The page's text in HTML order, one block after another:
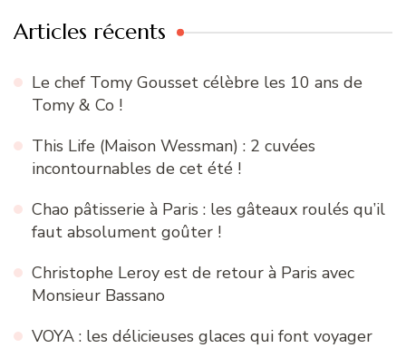
Articles récents
Le chef Tomy Gousset célèbre les 10 ans de
Tomy & Co !
This Life (Maison Wessman) : 2 cuvées
incontournables de cet été !
Chao pâtisserie à Paris : les gâteaux roulés qu’il
faut absolument goûter !
Christophe Leroy est de retour à Paris avec
Monsieur Bassano
VOYA : les délicieuses glaces qui font voyager